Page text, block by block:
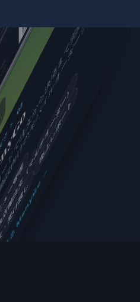
02
管理ルチオーダー）
渡し
売上レポート
→